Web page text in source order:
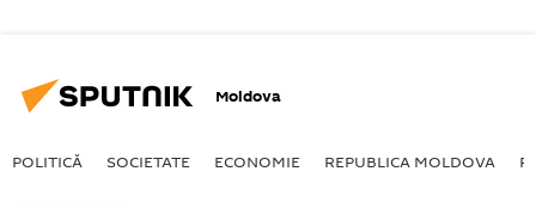
Moldova
POLITICĂ SOCIETATE ECONOMIE REPUBLICA MOLDOVA